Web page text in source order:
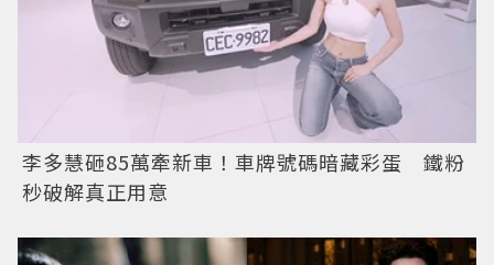
李多慧砸85萬牽新車！車牌號碼暗藏彩蛋 鐵粉
秒破解真正用意